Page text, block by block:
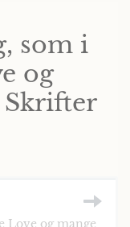
som i
og
Love og mange